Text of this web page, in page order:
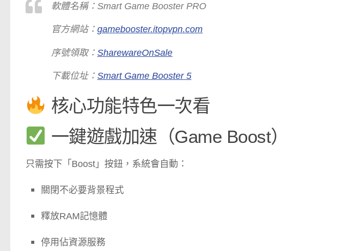
軟體名稱：Smart Game Booster PRO
官方網站： gamebooster.itopvpn.com
序號領取： SharewareOnSale
下載位址： Smart Game Booster 5
核心功能特色一次看
一鍵遊戲加速（Game Boost）
只需按下「Boost」按鈕，系統會自動：
關閉不必要背景程式
釋放RAM記憶體
停用佔資源服務